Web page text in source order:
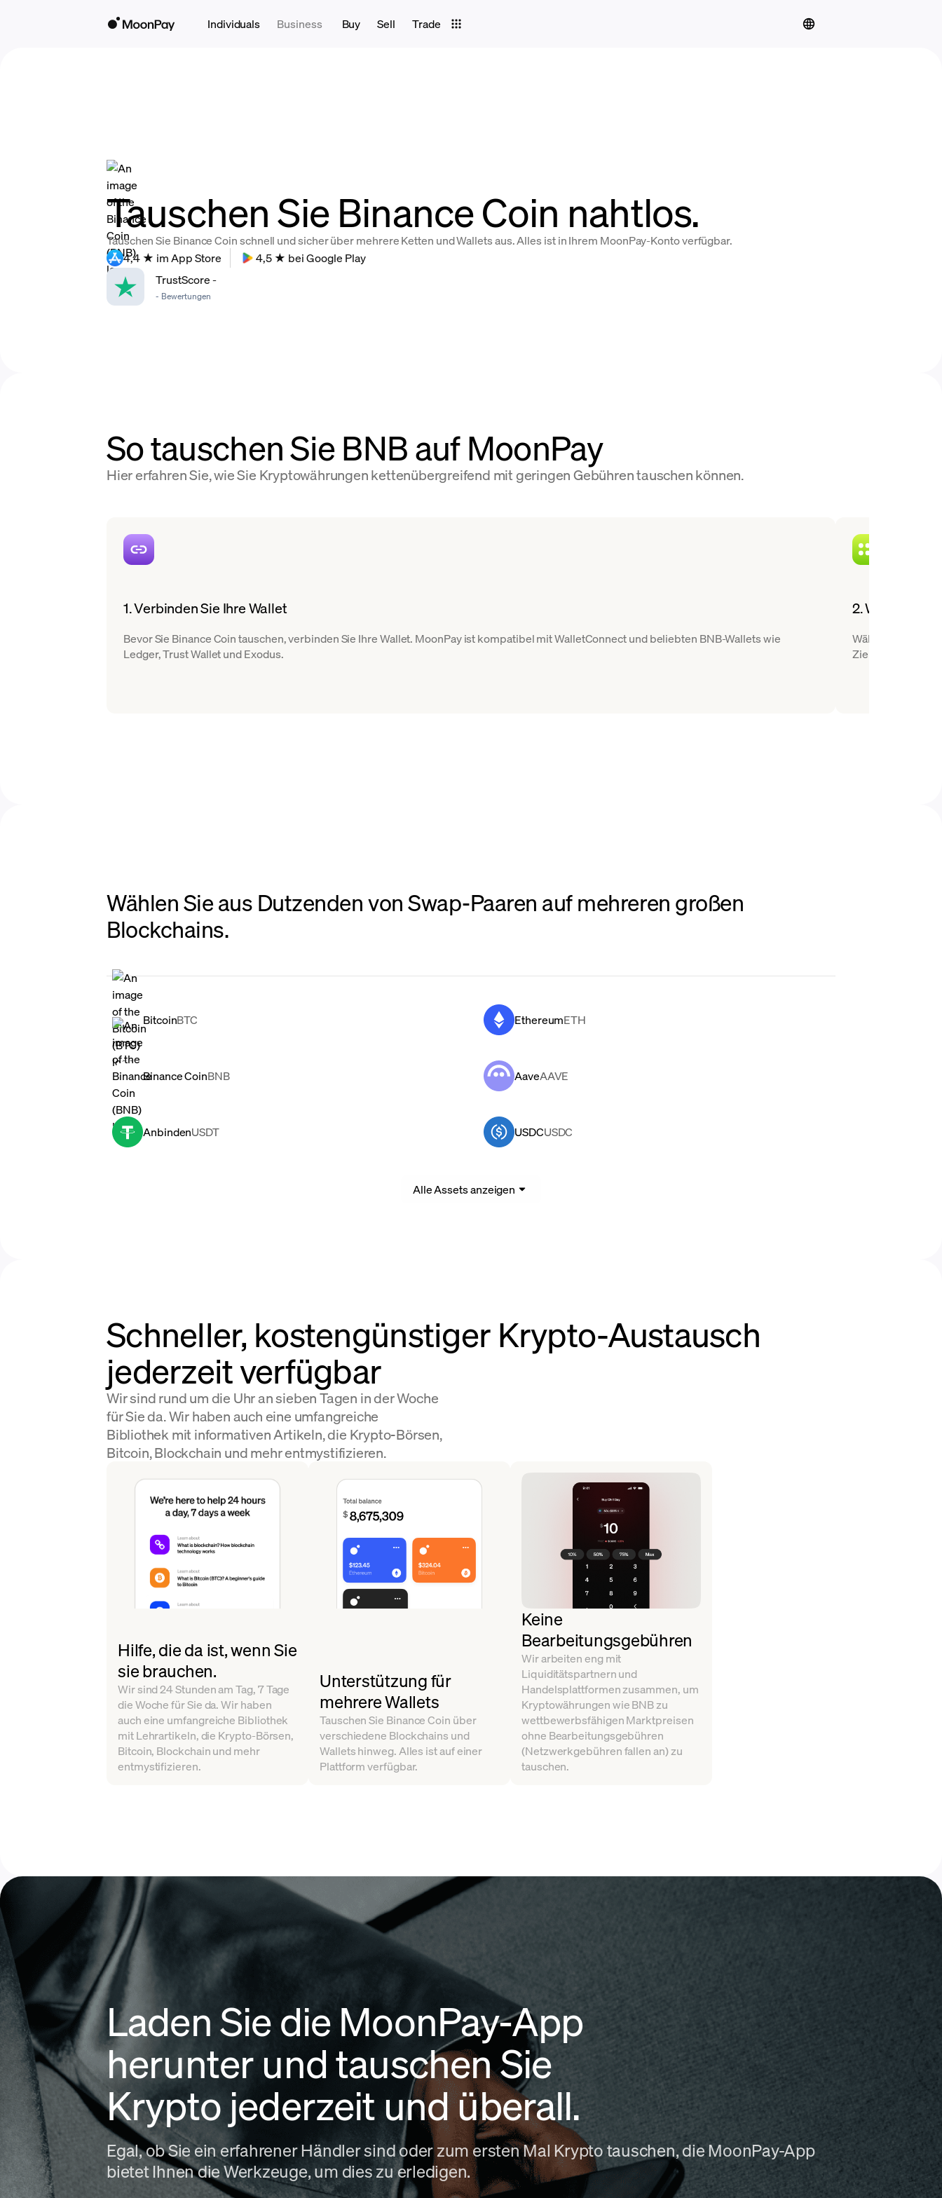
Individuals Business Buy Sell Trade
Tauschen Sie Binance Coin nahtlos.
Tauschen Sie Binance Coin schnell und sicher über mehrere Ketten und Wallets aus. Alles ist in Ihrem MoonPay-Konto verfügbar.
4,4 ★ im App Store
4,5 ★ bei Google Play
TrustScore-
- Bewertungen
So tauschen Sie BNB auf MoonPay
Hier erfahren Sie, wie Sie Kryptowährungen kettenübergreifend mit geringen Gebühren tauschen können.
1. Verbinden Sie Ihre Wallet
Bevor Sie Binance Coin tauschen, verbinden Sie Ihre Wallet. MoonPay ist kompatibel mit WalletConnect und beliebten BNB-Wallets wie
Ledger, Trust Wallet und Exodus.
2. Wählen Sie
Wählen Sie BNB
Ziel-Wallets ein.
Wählen Sie aus Dutzenden von Swap-Paaren auf mehreren großen
Blockchains.
BitcoinBTC EthereumETH
Binance CoinBNB AaveAAVE
AnbindenUSDT USDCUSDC
Alle Assets anzeigen
Schneller, kostengünstiger Krypto-Austausch
jederzeit verfügbar
Wir sind rund um die Uhr an sieben Tagen in der Woche
für Sie da. Wir haben auch eine umfangreiche
Bibliothek mit informativen Artikeln, die Krypto-Börsen,
Bitcoin, Blockchain und mehr entmystifizieren.
Hilfe, die da ist, wenn Sie
sie brauchen.
Wir sind 24 Stunden am Tag, 7 Tage
die Woche für Sie da. Wir haben
auch eine umfangreiche Bibliothek
mit Lehrartikeln, die Krypto-Börsen,
Bitcoin, Blockchain und mehr
entmystifizieren.
Unterstützung für
mehrere Wallets
Tauschen Sie Binance Coin über
verschiedene Blockchains und
Wallets hinweg. Alles ist auf einer
Plattform verfügbar.
Keine
Bearbeitungsgebühren
Wir arbeiten eng mit
Liquiditätspartnern und
Handelsplattformen zusammen, um
Kryptowährungen wie BNB zu
wettbewerbsfähigen Marktpreisen
ohne Bearbeitungsgebühren
(Netzwerkgebühren fallen an) zu
tauschen.
Laden Sie die MoonPay-App
herunter und tauschen Sie
Krypto jederzeit und überall.
Egal, ob Sie ein erfahrener Händler sind oder zum ersten Mal Krypto tauschen, die MoonPay-App
bietet Ihnen die Werkzeuge, um dies zu erledigen.